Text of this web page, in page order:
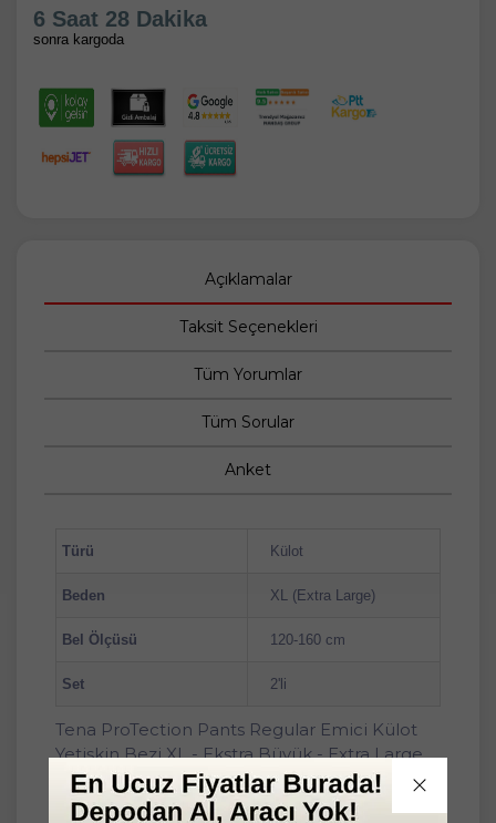
6 Saat 28 Dakika
sonra kargoda
Açıklamalar
Taksit Seçenekleri
Tüm Yorumlar
Tüm Sorular
Anket
Türü Külot
Beden XL (Extra Large)
Bel Ölçüsü 120-160 cm
Set 2'li
Tena ProTection Pants Regular Emici Külot
Yetişkin Bezi XL - Ekstra Büyük - Extra Large
60 Adet